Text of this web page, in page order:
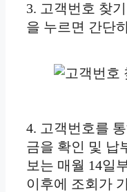
3. 고객번호 찾
을 누르면 간단
4. 고객번호를
금을 확인 및 납
보는 매월 14일
이후에 조회가